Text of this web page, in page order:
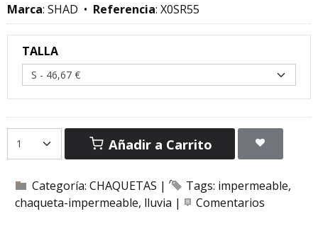
Marca: SHAD • Referencia: X0SR55
TALLA
Añadir a Carrito
Categoría: CHAQUETAS | Tags: impermeable
chaqueta-impermeable lluvia | Comentarios